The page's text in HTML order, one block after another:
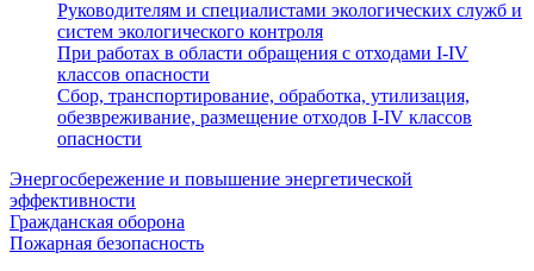
Руководителям и специалистами экологических служб и
систем экологического контроля
При работах в области обращения с отходами I-IV
классов опасности
Сбор, транспортирование, обработка, утилизация,
обезвреживание, размещение отходов I-IV классов
опасности
Энергосбережение и повышение энергетической
эффективности
Гражданская оборона
Пожарная безопасность